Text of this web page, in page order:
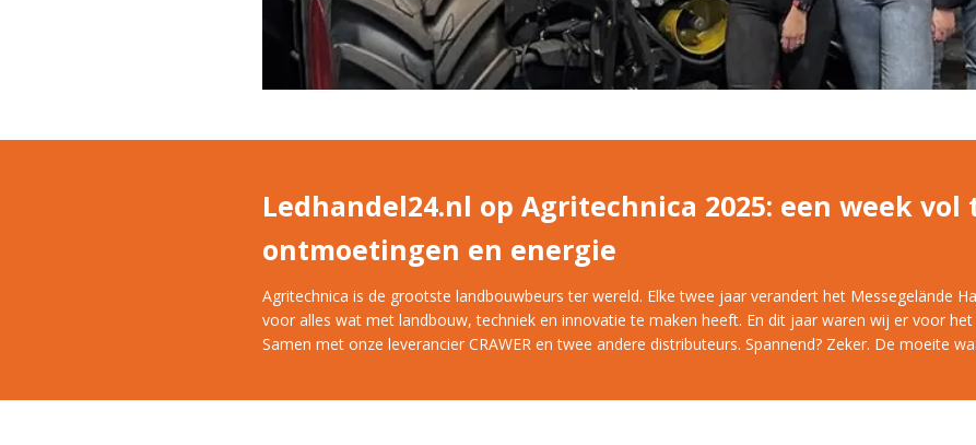
Overige producten
PROBEER
Ledhandel24.nl op Agritechnica 2025: een week vol
ontmoetingen en energie
Agritechnica is de grootste landbouwbeurs ter wereld. Elke twee jaar verandert het Messegelände
voor alles wat met landbouw, techniek en innovatie te maken heeft. En dit jaar waren wij er voor
Samen met onze leverancier CRAWER en twee andere distributeurs. Spannend? Zeker. De moeite